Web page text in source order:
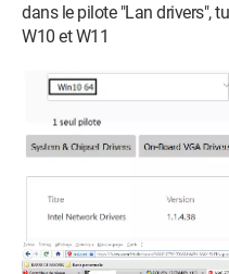
dans le pilote "Lan drivers",
W10 et W11